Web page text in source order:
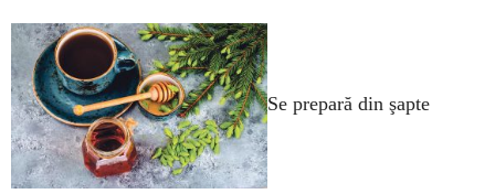
Se prepară din şapte